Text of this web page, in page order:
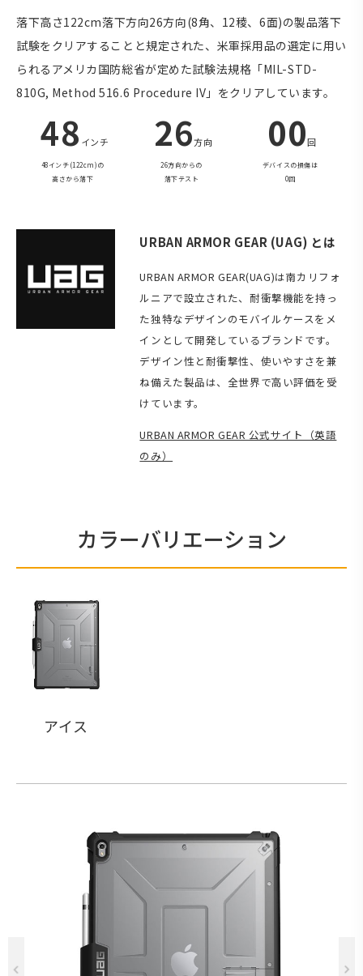
落下高さ122cm落下方向26方向(8角、12稜、6面)の製品落下
試験をクリアすることと規定された、米軍採用品の選定に用い
られるアメリカ国防総省が定めた試験法規格「MIL-STD-
810G, Method 516.6 Procedure IV」をクリアしています。
48 インチ
48インチ(122cm)の
高さから落下
26方向
26方向からの
落下テスト
00回
デバイスの損傷は
0回
URBAN ARMOR GEAR (UAG) とは
URBAN ARMOR GEAR(UAG)は南カリフォ
ルニアで設立された、耐衝撃機能を持っ
た独特なデザインのモバイルケースをメ
インとして開発しているブランドです。
デザイン性と耐衝撃性、使いやすさを兼
ね備えた製品は、全世界で高い評価を受
けています。
URBAN ARMOR GEAR 公式サイト（英語
のみ）
カラーバリエーション
アイス
Previous